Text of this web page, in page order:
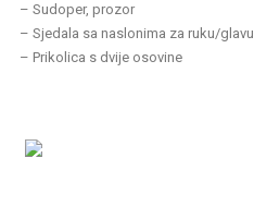
– Sudoper, prozor
– Sjedala sa naslonima za ruku/glavu
– Prikolica s dvije osovine